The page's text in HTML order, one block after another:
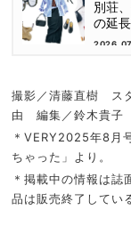
別荘
の延
撮影／清藤直樹 ス
由 編集／鈴木貴子
＊VERY2025年8月
ちゃった」より。
＊掲載中の情報は誌
品は販売終了してい